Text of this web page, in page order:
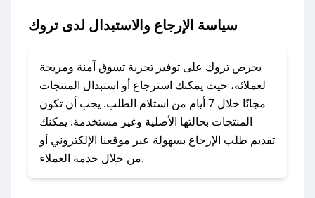
أسرع وقت ممكن.
### كيف تحصل على كوبونات خصم حصرية من
تروك؟
للحصول على كوبونات وخصومات حصرية، قم بما
يلي:
- اضغط على أيقونة متابعة لمتجر تروك في تطبيق
صحصح.
سياسة الإرجاع والاستبدال لدى تروك
يحرص تروك على توفير تجربة تسوق آمنة ومريحة
لعملائه، حيث يمكنك استرجاع أو استبدال المنتجات
مجانًا خلال 7 أيام من استلام الطلب. يجب أن تكون
المنتجات بحالتها الأصلية وغير مستخدمة. يمكنك
تقديم طلب الإرجاع بسهولة عبر موقعنا الإلكتروني أو
من خلال خدمة العملاء.